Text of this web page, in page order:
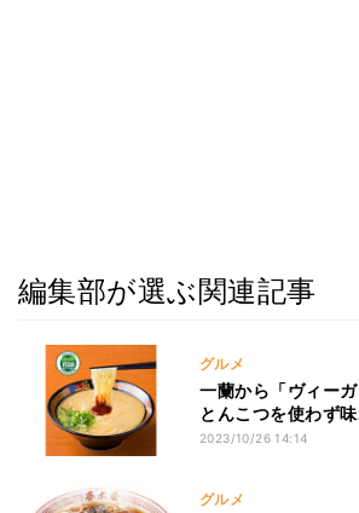
編集部が選ぶ関連記事
グルメ
一蘭から「ヴィー
とんこつを使わず
2023/10/26 14:14
グルメ